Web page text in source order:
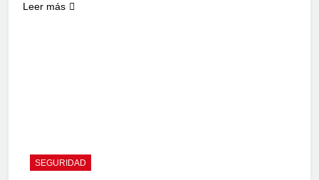
Leer más
SEGURIDAD